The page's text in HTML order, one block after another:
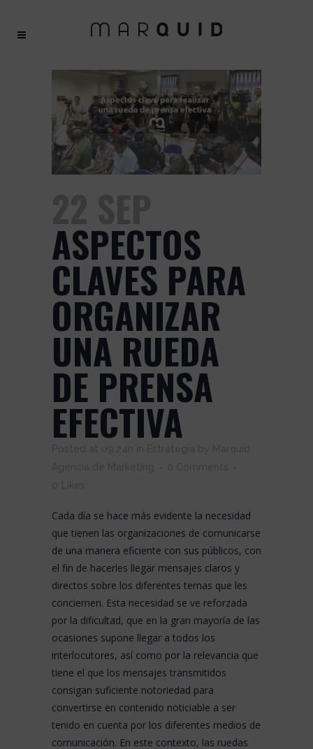
ASPECTOS
CLAVES PARA
ORGANIZAR
UNA RUEDA
DE PRENSA
EFECTIVA
Cada día se hace más evidente la necesidad
que tienen las organizaciones de comunicarse
de una manera eficiente con sus públicos, con
el fin de hacerles llegar mensajes claros y
directos sobre los diferentes temas que les
conciernen. Esta necesidad se ve reforzada
por la dificultad, que en la gran mayoría de las
ocasiones supone llegar a todos los
interlocutores, así como por la relevancia que
tiene el que los mensajes transmitidos
consigan suficiente notoriedad para
convertirse en contenido noticiable a ser
tenido en cuenta por los diferentes medios de
comunicación. En este contexto, las ruedas